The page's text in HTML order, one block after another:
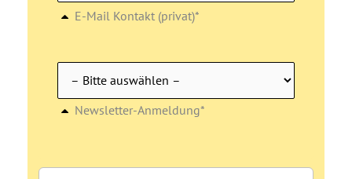
E-Mail Kontakt (privat)*
Newsletter-Anmeldung*